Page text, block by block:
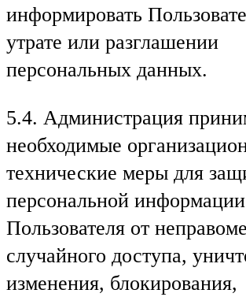
информировать
утрате или разглашении
персональных данных.
5.4. Администрация
необходимые
технические меры для
персональной информации
Пользователя от
случайного доступа,
изменения, блокирования,